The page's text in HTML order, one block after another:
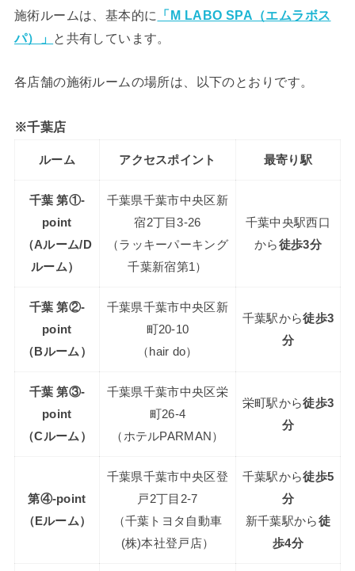
施術ルームは、基本的に
「M LABO SPA（エムラボス
パ）」 と共有しています。
各店舗の施術ルームの場所は、以下のとおりです。
※千葉店
ルーム アクセスポイント 最寄り駅
千葉 第①-
point
（Aルーム/D
ルーム）
千葉県千葉市中央区新
宿2丁目3-26
（ラッキーパーキング
千葉新宿第1）
千葉中央駅西口
から徒歩3分
千葉 第②-
point
（Bルーム）
千葉県千葉市中央区新
町20-10
（hair do）
千葉駅から徒歩3
分
千葉 第③-
point
（Cルーム）
千葉県千葉市中央区栄
町26-4
（ホテルPARMAN）
栄町駅から徒歩3
分
第④-point
（Eルーム）
千葉県千葉市中央区登
戸2丁目2-7
（千葉トヨタ自動車
(株)本社登戸店）
千葉駅から徒歩5
分
新千葉駅から徒
歩4分